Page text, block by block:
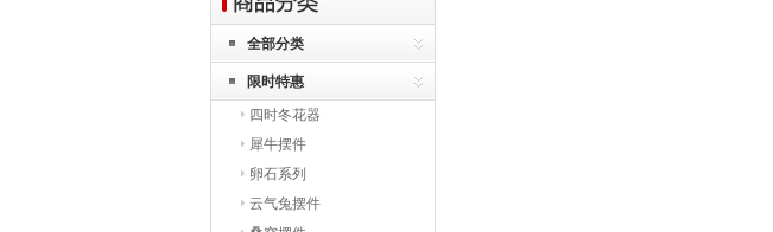
全部分类
限时特惠
四时冬花器
犀牛摆件
卵石系列
云气兔摆件